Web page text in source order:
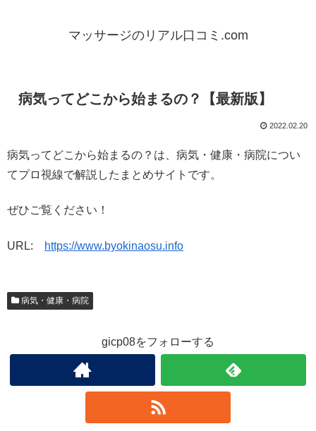
マッサージのリアル口コミ.com
病気ってどこから始まるの？【最新版】
2022.02.20
病気ってどこから始まるの？は、病気・健康・病院につい
てプロ視線で解説したまとめサイトです。
ぜひご覧ください！
URL: https://www.byokinaosu.info
病気・健康・病院
gicp08をフォローする